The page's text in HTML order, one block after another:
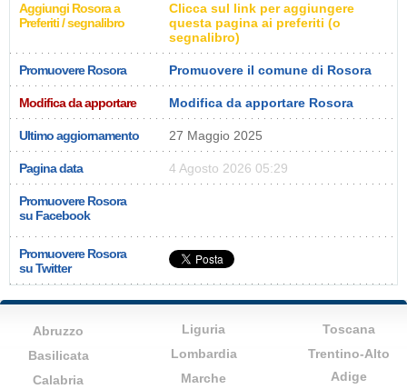
Aggiungi Rosora a
Preferiti / segnalibro
Clicca sul link per aggiungere
questa pagina ai preferiti (o
segnalibro)
Promuovere Rosora Promuovere il comune di Rosora
Modifica da apportare Modifica da apportare Rosora
Ultimo aggiornamento 27 Maggio 2025
Pagina data 4 Agosto 2026 05:29
Promuovere Rosora
su Facebook
Promuovere Rosora
su Twitter
Abruzzo
Basilicata
Calabria
Liguria
Lombardia
Marche
Toscana
Trentino-Alto
Adige